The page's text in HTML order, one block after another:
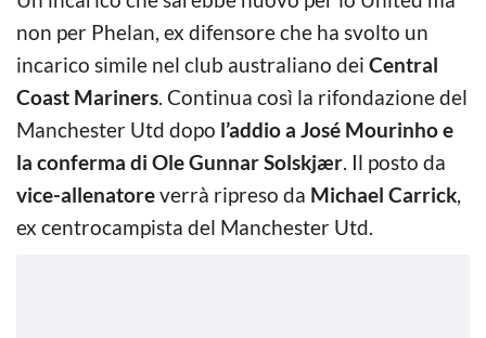
non per Phelan, ex difensore che ha svolto un
incarico simile nel club australiano dei Central
Coast Mariners. Continua così la rifondazione del
Manchester Utd dopo l’addio a José Mourinho e
la conferma di Ole Gunnar Solskjær. Il posto da
vice-allenatoreverrà ripreso da Michael Carrick,
ex centrocampista del Manchester Utd.